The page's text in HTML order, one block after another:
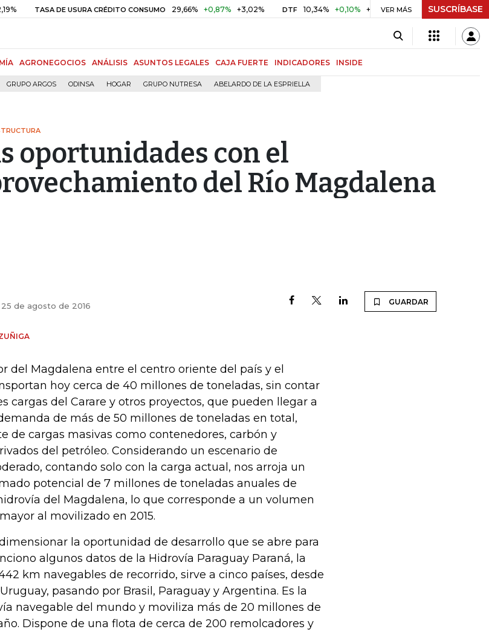
TASA DE USURA CRÉDITO CONSUMO 29,66% +0,87% +3,02% DTF 10,34% +0,10% +0,98% UVR $ 416,96 +$ 0,05
VER MÁS SUSCRÍBASE
AGRONEGOCIOS ANÁLISIS ASUNTOS LEGALES CAJA FUERTE INDICADORES INSIDE
GRUPO ARGOS ODINSA HOGAR GRUPO NUTRESA ABELARDO DE LA ESPRIELLA
oportunidades con el
del Río Magdalena
25 de agosto de 2016 GUARDAR
del Magdalena entre el centro oriente del país y el
hoy cerca de 40 millones de toneladas, sin contar
cargas del Carare y otros proyectos, que pueden llegar a
de más de 50 millones de toneladas en total,
de cargas masivas como contenedores, carbón y
del petróleo. Considerando un escenario de
contando solo con la carga actual, nos arroja un
potencial de 7 millones de toneladas anuales de
del Magdalena, lo que corresponde a un volumen
al movilizado en 2015.
la oportunidad de desarrollo que se abre para
algunos datos de la Hidrovía Paraguay Paraná, la
km navegables de recorrido, sirve a cinco países, desde
pasando por Brasil, Paraguay y Argentina. Es la
navegable del mundo y moviliza más de 20 millones de
Dispone de una flota de cerca de 200 remolcadores y